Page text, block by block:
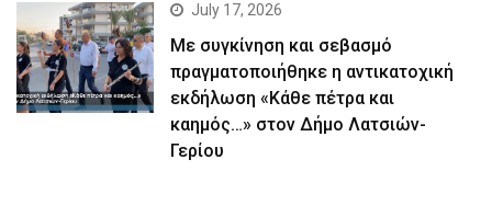
July 17, 2026
Με συγκίνηση και σεβασμό
πραγματοποιήθηκε η αντικατοχική
εκδήλωση «Κάθε πέτρα και
καημός…» στον Δήμο Λατσιών-
Γερίου